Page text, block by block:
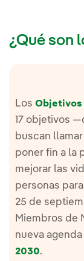
¿Qué son
Los Objetivos
17 objetivos
buscan
poner fin a la
mejorar las
personas
25 de
Miembros de
nueva
2030.